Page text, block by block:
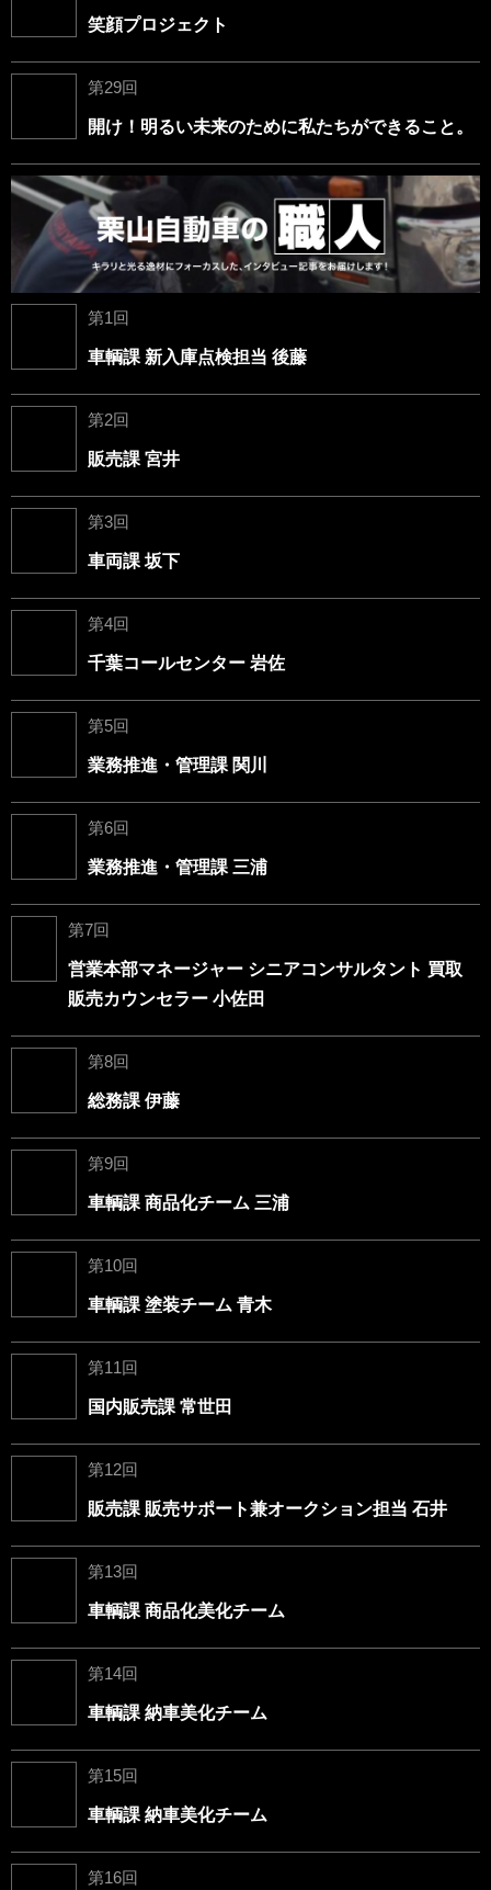
笑顔プロジェクト
第29回
開け！明るい未来のために私たちができること。
第1回
車輌課 新入庫点検担当 後藤
第2回
販売課 宮井
第3回
車両課 坂下
第4回
千葉コールセンター 岩佐
第5回
業務推進・管理課 関川
第6回
業務推進・管理課 三浦
第7回
営業本部マネージャー シニアコンサルタント 買取
販売カウンセラー 小佐田
第8回
総務課 伊藤
第9回
車輌課 商品化チーム 三浦
第10回
車輌課 塗装チーム 青木
第11回
国内販売課 常世田
第12回
販売課 販売サポート兼オークション担当 石井
第13回
車輌課 商品化美化チーム
第14回
車輌課 納車美化チーム
第15回
車輌課 納車美化チーム
第16回